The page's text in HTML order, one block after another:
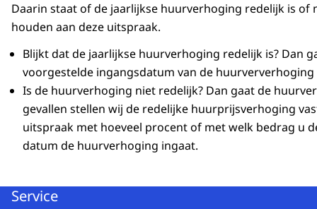
Daarin staat of de jaarlijkse huurverhoging redelijk is of
houden aan deze uitspraak.
Blijkt dat de jaarlijkse huurverhoging redelijk is? Dan
voorgestelde ingangsdatum van de
Is de huurverhoging niet redelijk? Dan gaat de
gevallen stellen wij de redelijke huurprijsverhoging
uitspraak met hoeveel procent of met welk bedrag u
datum de huurverhoging ingaat.
Service